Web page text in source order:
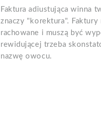
Faktura adiustująca winna
znaczy "korektura".
rachowane i muszą być
rewidującej trzeba
nazwę owocu.